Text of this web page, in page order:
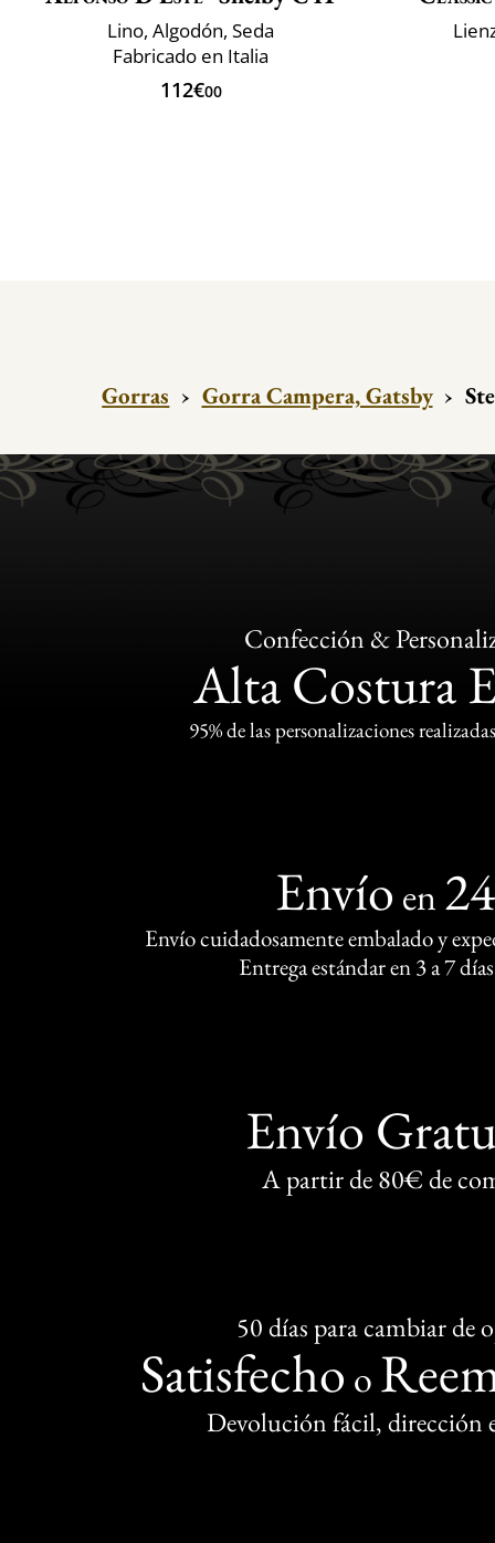
Lino, Algodón, Seda
Fabricado en Italia
112€00
Gorras › Gorra Campera, Gatsby ›
Confección &
Alta Costura
95% de las personalizaciones
Envío en
Envío cuidadosamente embalado y
Entrega estándar en 3 a 7
Envío
A partir de 80€ de
50 días para cambiar de
Satisfecho o
Devolución fácil, dirección